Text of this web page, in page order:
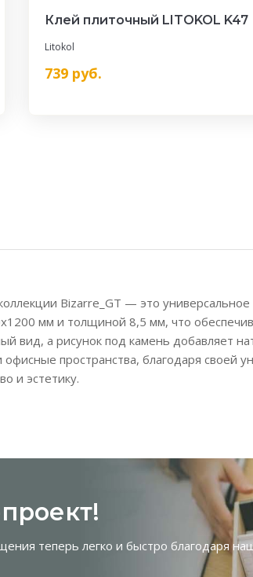
Клей плиточный LITOKOL K47
Litokol
739руб.
Bizarre_GT — это
мм и толщиной 8,5 мм, что
вид, а рисунок под камень добавляет
пространства, благодаря своей
и эстетику.
теперь легко и быстро благодаря